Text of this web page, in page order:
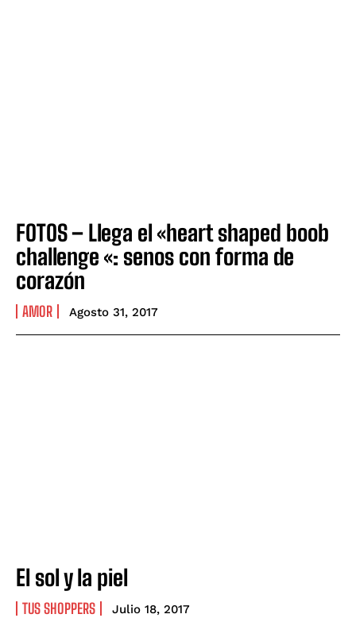
FOTOS – Llega el «heart shaped boob
challenge «: senos con forma de
corazón
AMOR Agosto 31, 2017
El sol y la piel
TUS SHOPPERS Julio 18, 2017